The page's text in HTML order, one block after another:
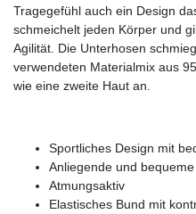
Tragegefühl auch ein Design
schmeichelt jeden Körper und
Agilität. Die Unterhosen
verwendeten Materialmix aus
wie eine zweite Haut an.
Sportliches Design mit
Anliegende und
Atmungsaktiv
Elastisches Bund mit